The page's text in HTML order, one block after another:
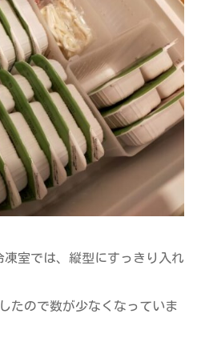
室では、縦型にすっきり入れ
たので数が少なくなっていま